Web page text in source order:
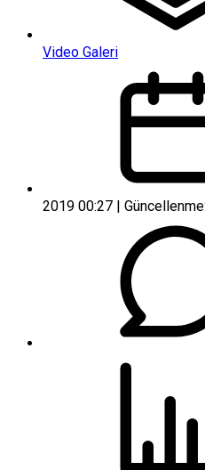
Video Galeri
2019 00:27 |